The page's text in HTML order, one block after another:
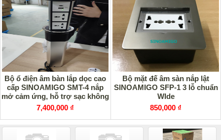
Bộ ổ điện âm bàn lắp dọc cao
cấp SINOAMIGO SMT-4 nắp
mở cảm ứng, hỗ trợ sạc không
dây 15W
7,400,000 ₫
Bộ mặt đế âm sàn nắp lật
SINOAMIGO SFP-1 3 lỗ chuẩn
WIde
850,000 ₫